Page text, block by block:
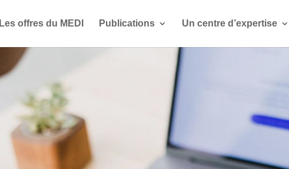
Les offres du MEDI Publications Un centre d’expertise